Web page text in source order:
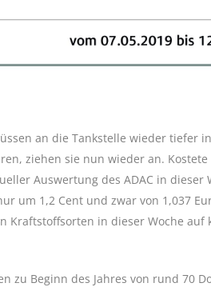
an die Tankstelle wieder tiefer
ziehen sie nun wieder an.
Auswertung des ADAC in dieser
um 1,2 Cent und zwar von 1,037
Kraftstoffsorten in dieser Woche auf
zu Beginn des Jahres von rund 70